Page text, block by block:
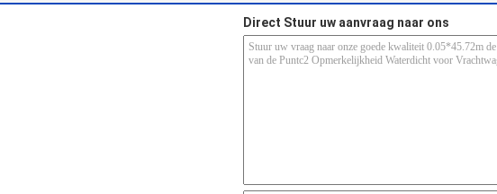
Direct Stuur uw aanvraag naar ons